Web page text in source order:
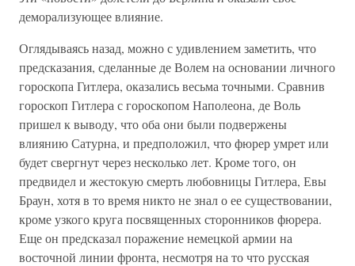
деморализующее влияние.
Оглядываясь назад, можно с удивлением заметить, что
предсказания, сделанные де Волем на основании личного
гороскопа Гитлера, оказались весьма точными. Сравнив
гороскоп Гитлера с гороскопом Наполеона, де Воль
пришел к выводу, что оба они были подвержены
влиянию Сатурна, и предположил, что фюрер умрет или
будет свергнут через несколько лет. Кроме того, он
предвидел и жестокую смерть любовницы Гитлера, Евы
Браун, хотя в то время никто не знал о ее существовании,
кроме узкого круга посвященных сторонников фюрера.
Еще он предсказал поражение немецкой армии на
восточной линии фронта, несмотря на то что русская